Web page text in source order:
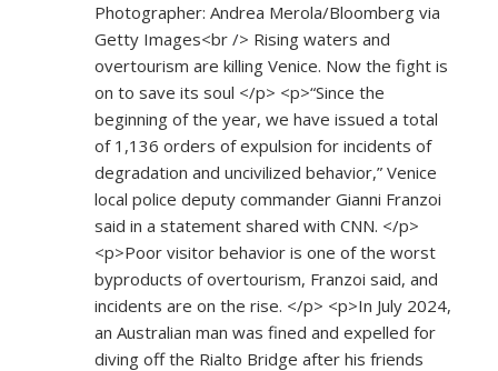
Photographer: Andrea Merola/Bloomberg via
Getty Images<br /> Rising waters and
overtourism are killing Venice. Now the fight is
on to save its soul </p> <p>“Since the
beginning of the year, we have issued a total
of 1,136 orders of expulsion for incidents of
degradation and uncivilized behavior,” Venice
local police deputy commander Gianni Franzoi
said in a statement shared with CNN. </p>
<p>Poor visitor behavior is one of the worst
byproducts of overtourism, Franzoi said, and
incidents are on the rise. </p> <p>In July 2024,
an Australian man was fined and expelled for
diving off the Rialto Bridge after his friends